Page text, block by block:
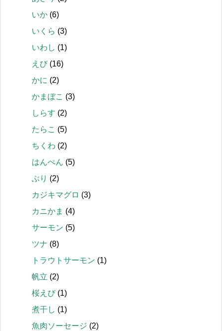
いか (6)
いくら (3)
いわし (1)
えび(16)
かに (2)
かまぼこ (3)
しらす (2)
たらこ (5)
ちくわ (2)
はんぺん (5)
ぶり (2)
カジキマグロ (3)
カニかま (4)
サーモン (5)
ツナ (8)
トラウトサーモン (1)
帆立 (2)
桜えび(1)
煮干し (1)
魚肉ソーセージ (2)